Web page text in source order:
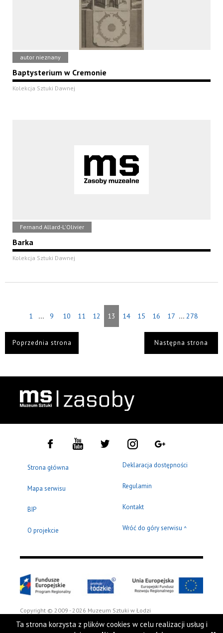
autor nieznany
Baptysterium w Cremonie
Kolekcja Sztuki Dawnej
Fernand Allard-L'Olivier
Barka
Kolekcja Sztuki Dawnej
1 ... 9 10 11 12 13 14 15 16 17 ... 278
Poprzednia strona Następna strona
Strona główna
Mapa serwisu
BIP
O projekcie
Deklaracja dostępności
Regulamin
Kontakt
Wróć do góry serwisu ^
Copyright © 2009 - 2026 Muzeum Sztuki w Łodzi
Ta strona korzysta z plików cookies w celu realizacji usług i